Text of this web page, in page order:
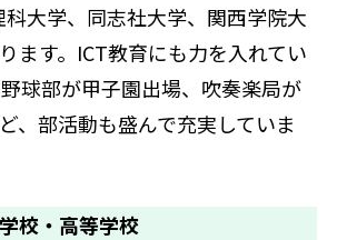
科大学、同志社大学、関西学院大
ます。ICT教育にも力を入れてい
球部が甲子園出場、吹奏楽局が
、部活動も盛んで充実していま
校・高等学校